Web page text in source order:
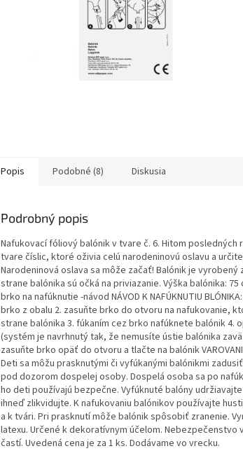
Popis Podobné (8) Diskusia
Podrobný popis
Nafukovací fóliový balónik v tvare č. 6. Hitom
tvare číslic, ktoré oživia celú narodeninovú oslavu a
Narodeninová oslava sa môže začať! Balónik je
strane balónika sú očká na priviazanie. Výška balónika: 75
brko na nafúknutie -návod NÁVOD K NAFÚKNUTIU
brko z obalu 2. zasuňte brko do otvoru na nafukovanie,
strane balónika 3. fúkaním cez brko nafúknete balónik 4.
(systém je navrhnutý tak, že nemusíte ústie balónika
zasuňte brko opäť do otvoru a tlačte na balónik
Deti sa môžu prasknutými či vyfúkanými balónikmi
pod dozorom dospelej osoby. Dospelá osoba sa po
ho deti používajú bezpečne. Vyfúknuté balóny
ihneď zlikvidujte. K nafukovaniu balónikov používajte
a k tvári. Pri prasknutí môže balónik spôsobiť zranenie.
latexu. Určené k dekoratívnym účelom. Nebezpečenstvo
častí. Uvedená cena je za 1 ks. Dodávame vo vrecku.